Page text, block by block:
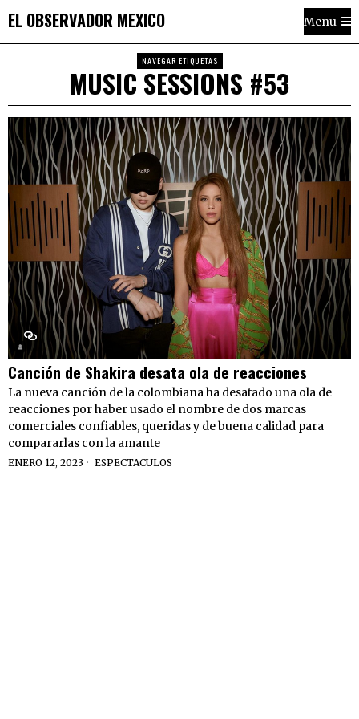
EL OBSERVADOR MEXICO Menu
NAVEGAR ETIQUETAS
MUSIC SESSIONS #53
Canción de Shakira desata ola de reacciones
La nueva canción de la colombiana ha desatado una ola de
reacciones por haber usado el nombre de dos marcas
comerciales confiables, queridas y de buena calidad para
compararlas con la amante
ENERO 12, 2023 ESPECTACULOS